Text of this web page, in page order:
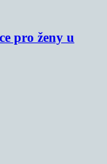
pro ženy u